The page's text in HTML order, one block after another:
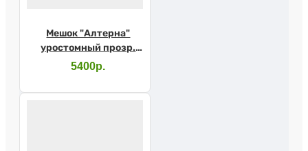
Мешок "Алтерна"
уростомный прозр.
большой 60мм 17639
5400р.